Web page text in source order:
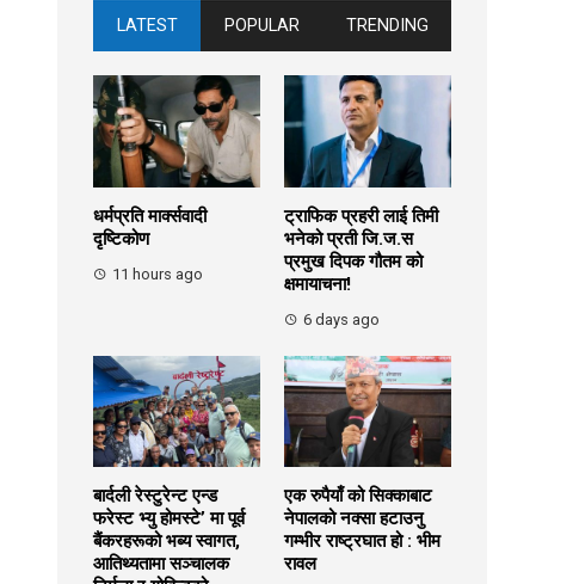
LATEST POPULAR TRENDING
धर्मप्रति मार्क्सवादी
दृष्टिकोण
11 hours ago
ट्राफिक प्रहरी लाई तिमी
भनेको प्रती जि.ज.स
प्रमुख दिपक गौतम को
क्षमायाचना!
6 days ago
बार्दली रेस्टुरेन्ट एन्ड
फरेस्ट भ्यु होमस्टे’ मा पूर्व
बैंकरहरूको भब्य स्वागत,
आतिथ्यतामा सञ्चालक
एक रुपैयाँ को सिक्काबाट
नेपालको नक्सा हटाउनु
गम्भीर राष्ट्रघात हो : भीम
रावल